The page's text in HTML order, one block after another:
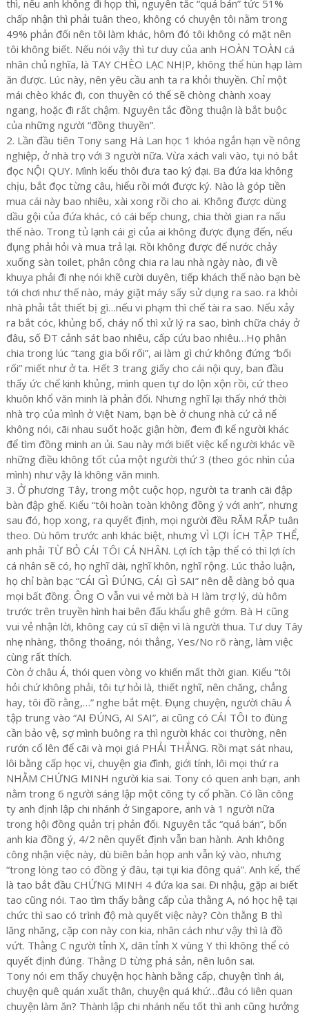
thì, nếu anh không đi họp thì, nguyên tắc “quá bán” tức 51%
chấp nhận thì phải tuân theo, không có chuyện tôi nằm trong
49% phản đối nên tôi làm khác, hôm đó tôi không có mặt nên
tôi không biết. Nếu nói vậy thì tư duy của anh HOÀN TOÀN cá
nhân chủ nghĩa, là TAY CHÈO LẠC NHỊP, không thể hùn hạp làm
ăn được. Lúc này, nên yêu cầu anh ta ra khỏi thuyền. Chỉ một
mái chèo khác đi, con thuyền có thể sẽ chòng chành xoay
ngang, hoặc đi rất chậm. Nguyên tắc đồng thuận là bắt buộc
của những người “đồng thuyền”.
2. Lần đầu tiên Tony sang Hà Lan học 1 khóa ngắn hạn về nông
nghiệp, ở nhà trọ với 3 người nữa. Vừa xách vali vào, tụi nó bắt
đọc NỘI QUY. Mình kiểu thôi đưa tao ký đại. Ba đứa kia không
chịu, bắt đọc từng câu, hiểu rồi mới được ký. Nào là góp tiền
mua cái này bao nhiêu, xài xong rồi cho ai. Không được dùng
dầu gội của đứa khác, có cái bếp chung, chia thời gian ra nấu
thế nào. Trong tủ lạnh cái gì của ai không được đụng đến, nếu
đụng phải hỏi và mua trả lại. Rồi không được để nước chảy
xuống sàn toilet, phân công chia ra lau nhà ngày nào, đi về
khuya phải đi nhẹ nói khẽ cười duyên, tiếp khách thế nào bạn bè
tới chơi như thế nào, máy giặt máy sấy sử dụng ra sao. ra khỏi
nhà phải tắt thiết bị gì…nếu vi phạm thì chế tài ra sao. Nếu xảy
ra bắt cóc, khủng bố, cháy nổ thì xử lý ra sao, bình chữa cháy ở
đâu, số ĐT cảnh sát bao nhiêu, cấp cứu bao nhiêu…Họ phân
chia trong lúc “tang gia bối rối”, ai làm gì chứ không đứng “bối
rối” miết như ở ta. Hết 3 trang giấy cho cái nội quy, ban đầu
thấy ức chế kinh khủng, mình quen tự do lộn xộn rồi, cứ theo
khuôn khổ văn minh là phản đối. Nhưng nghĩ lại thấy nhớ thời
nhà trọ của mình ở Việt Nam, bạn bè ở chung nhà cứ cả nể
không nói, cãi nhau suốt hoặc giận hờn, đem đi kể người khác
để tìm đồng minh an ủi. Sau này mới biết việc kể người khác về
những điều không tốt của một người thứ 3 (theo góc nhìn của
mình) như vậy là không văn minh.
3. Ở phương Tây, trong một cuộc họp, người ta tranh cãi đập
bàn đập ghế. Kiểu “tôi hoàn toàn không đồng ý với anh”, nhưng
sau đó, họp xong, ra quyết định, mọi người đều RĂM RẮP tuân
theo. Dù hôm trước anh khác biệt, nhưng VÌ LỢI ÍCH TẬP THỂ,
anh phải TỪ BỎ CÁI TÔI CÁ NHÂN. Lợi ích tập thể có thì lợi ích
cá nhân sẽ có, họ nghĩ dài, nghĩ khôn, nghĩ rộng. Lúc thảo luận,
họ chỉ bàn bạc “CÁI GÌ ĐÚNG, CÁI GÌ SAI” nên dễ dàng bỏ qua
mọi bất đồng. Ông O vẫn vui vẻ mời bà H làm trợ lý, dù hôm
trước trên truyền hình hai bên đấu khẩu ghê gớm. Bà H cũng
vui vẻ nhận lời, không cay cú sĩ diện vì là người thua. Tư duy Tây
nhẹ nhàng, thông thoáng, nói thẳng, Yes/No rõ ràng, làm việc
cùng rất thích.
Còn ở châu Á, thói quen vòng vo khiến mất thời gian. Kiểu “tôi
hỏi chứ không phải, tôi tự hỏi là, thiết nghĩ, nên chăng, chẳng
hay, tôi đồ rằng,…” nghe bắt mệt. Đụng chuyện, người châu Á
tập trung vào “AI ĐÚNG, AI SAI”, ai cũng có CÁI TÔI to đùng
cần bảo vệ, sợ mình buông ra thì người khác coi thường, nên
rướn cổ lên để cãi và mọi giá PHẢI THẮNG. Rồi mạt sát nhau,
lôi bằng cấp học vị, chuyện gia đình, giới tính, lôi mọi thứ ra
NHẰM CHỨNG MINH người kia sai. Tony có quen anh bạn, anh
nằm trong 6 người sáng lập một công ty cổ phần. Có lần công
ty anh định lập chi nhánh ở Singapore, anh và 1 người nữa
trong hội đồng quản trị phản đối. Nguyên tắc “quá bán”, bốn
anh kia đồng ý, 4/2 nên quyết định vẫn ban hành. Anh không
công nhận việc này, dù biên bản họp anh vẫn ký vào, nhưng
“trong lòng tao có đồng ý đâu, tại tụi kia đông quá”. Anh kể, thế
là tao bắt đầu CHỨNG MINH 4 đứa kia sai. Đi nhậu, gặp ai biết
tao cũng nói. Tao tìm thấy bằng cấp của thằng A, nó học hệ tại
chức thì sao có trình độ mà quyết việc này? Còn thằng B thì
lăng nhăng, cặp con này con kia, nhân cách như vậy thì là đồ
vứt. Thằng C người tỉnh X, dân tỉnh X vùng Y thì không thể có
quyết định đúng. Thằng D từng phá sản, nên luôn sai.
Tony nói em thấy chuyện học hành bằng cấp, chuyện tình ái,
chuyện quê quán xuất thân, chuyện quá khứ…đâu có liên quan
chuyện làm ăn? Thành lập chi nhánh nếu tốt thì anh cũng hưởng